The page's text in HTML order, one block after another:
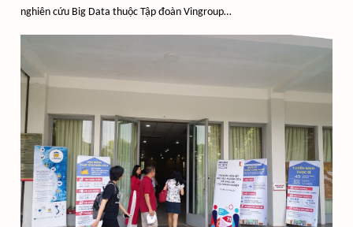
nghiên cứu Big Data thuộc Tập đoàn Vingroup…